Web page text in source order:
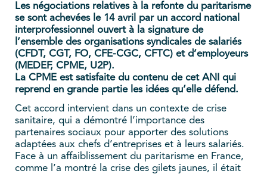
Les négociations relatives à la refonte du paritarisme
se sont achevées le 14 avril par un accord national
interprofessionnel ouvert à la signature de
l’ensemble des organisations syndicales de salariés
(CFDT, CGT, FO, CFE-CGC, CFTC) et d’employeurs
(MEDEF, CPME, U2P).
La CPME est satisfaite du contenu de cet ANI qui
reprend en grande partie les idées qu’elle défend.
Cet accord intervient dans un contexte de crise
sanitaire, qui a démontré l’importance des
partenaires sociaux pour apporter des solutions
adaptées aux chefs d’entreprises et à leurs salariés.
Face à un affaiblissement du paritarisme en France,
comme l’a montré la crise des gilets jaunes, il était